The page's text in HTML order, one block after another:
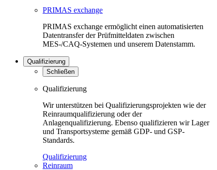
PRIMAS exchange
PRIMAS exchange ermöglicht einen automatisierten
Datentransfer der Prüfmitteldaten zwischen
MES-/CAQ-Systemen und unserem Datenstamm.
Qualifizierung
Schließen
Qualifizierung
Wir unterstützen bei Qualifizierungsprojekten wie der
Reinraumqualifizierung oder der
Anlagenqualifizierung. Ebenso qualifizieren wir Lager
und Transportsysteme gemäß GDP- und GSP-
Standards.
Qualifizierung
Reinraum